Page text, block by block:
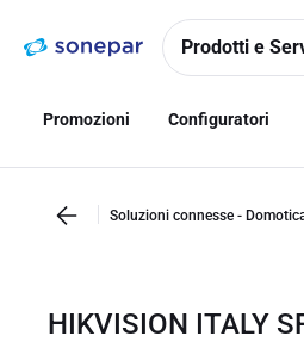
navigazionealla
Prodotti e
Promozioni Configuratori
Soluzioni connesse -
HIKVISION ITALY